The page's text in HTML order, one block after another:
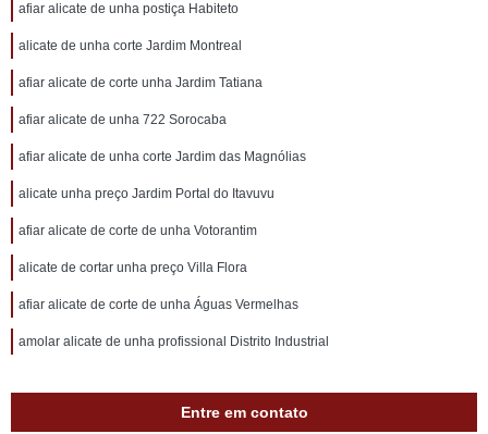
afiar alicate de unha postiça Habiteto
alicate de unha corte Jardim Montreal
afiar alicate de corte unha Jardim Tatiana
afiar alicate de unha 722 Sorocaba
afiar alicate de unha corte Jardim das Magnólias
alicate unha preço Jardim Portal do Itavuvu
afiar alicate de corte de unha Votorantim
alicate de cortar unha preço Villa Flora
afiar alicate de corte de unha Águas Vermelhas
amolar alicate de unha profissional Distrito Industrial
Entre em contato